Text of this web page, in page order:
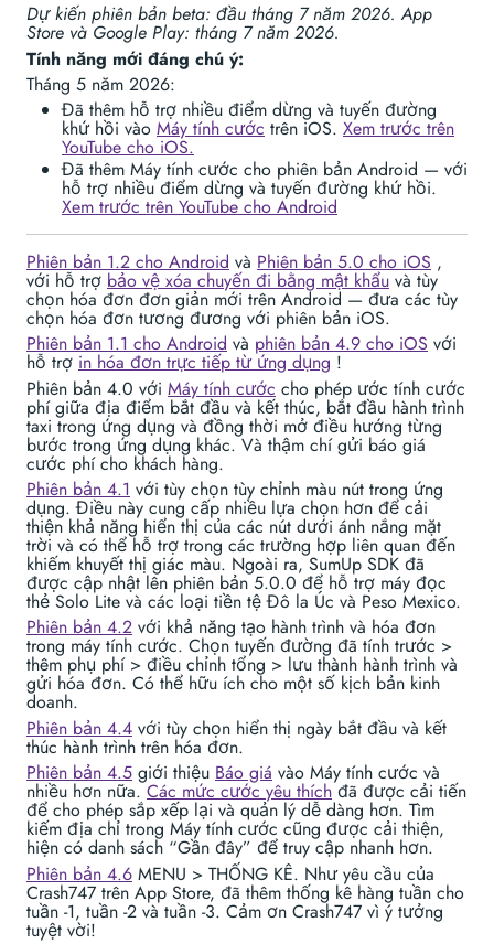
Dự kiến phiên bản beta: đầu tháng 7 năm 2026. App
Store và Google Play: tháng 7 năm 2026.
Tính năng mới đáng chú ý:
Tháng 5 năm 2026:
Đã thêm hỗ trợ nhiều điểm dừng và tuyến đường
khứ hồi vào Máy tính cước trên iOS. Xem trước trên
YouTube cho iOS.
Đã thêm Máy tính cước cho phiên bản Android — với
hỗ trợ nhiều điểm dừng và tuyến đường khứ hồi.
Xem trước trên YouTube cho Android
Phiên bản 1.2 cho Android và Phiên bản 5.0 cho iOS ,
với hỗ trợ bảo vệ xóa chuyến đi bằng mật khẩu và tùy
chọn hóa đơn đơn giản mới trên Android — đưa các tùy
chọn hóa đơn tương đương với phiên bản iOS.
Phiên bản 1.1 cho Android và phiên bản 4.9 cho iOS với
hỗ trợ in hóa đơn trực tiếp từ ứng dụng !
Phiên bản 4.0 với Máy tính cước cho phép ước tính cước
phí giữa địa điểm bắt đầu và kết thúc, bắt đầu hành trình
taxi trong ứng dụng và đồng thời mở điều hướng từng
bước trong ứng dụng khác. Và thậm chí gửi báo giá
cước phí cho khách hàng.
Phiên bản 4.1 với tùy chọn tùy chỉnh màu nút trong ứng
dụng. Điều này cung cấp nhiều lựa chọn hơn để cải
thiện khả năng hiển thị của các nút dưới ánh nắng mặt
trời và có thể hỗ trợ trong các trường hợp liên quan đến
khiếm khuyết thị giác màu. Ngoài ra, SumUp SDK đã
được cập nhật lên phiên bản 5.0.0 để hỗ trợ máy đọc
thẻ Solo Lite và các loại tiền tệ Đô la Úc và Peso Mexico.
Phiên bản 4.2 với khả năng tạo hành trình và hóa đơn
trong máy tính cước. Chọn tuyến đường đã tính trước >
thêm phụ phí > điều chỉnh tổng > lưu thành hành trình và
gửi hóa đơn. Có thể hữu ích cho một số kịch bản kinh
doanh.
Phiên bản 4.4 với tùy chọn hiển thị ngày bắt đầu và kết
thúc hành trình trên hóa đơn.
Phiên bản 4.5 giới thiệu Báo giá vào Máy tính cước và
nhiều hơn nữa.Các mức cước yêu thíchđã được cải tiến
để cho phép sắp xếp lại và quản lý dễ dàng hơn. Tìm
kiếm địa chỉ trong Máy tính cước cũng được cải thiện,
hiện có danh sách “Gần đây” để truy cập nhanh hơn.
Phiên bản 4.6 MENU > THỐNG KÊ. Như yêu cầu của
Crash747 trên App Store, đã thêm thống kê hàng tuần cho
tuần -1, tuần -2 và tuần -3. Cảm ơn Crash747 vì ý tưởng
tuyệt vời!